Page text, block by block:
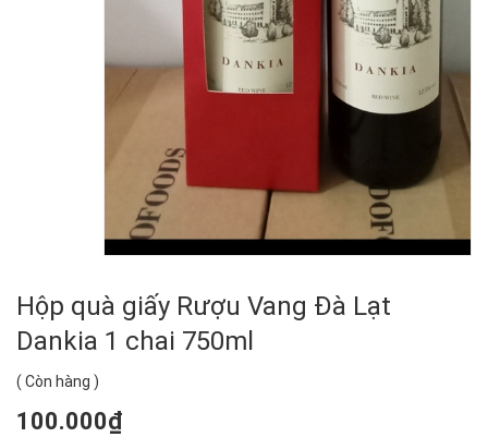
Hộp quà giấy Rượu Vang Đà Lạt
Dankia 1 chai 750ml
( Còn hàng )
100.000₫